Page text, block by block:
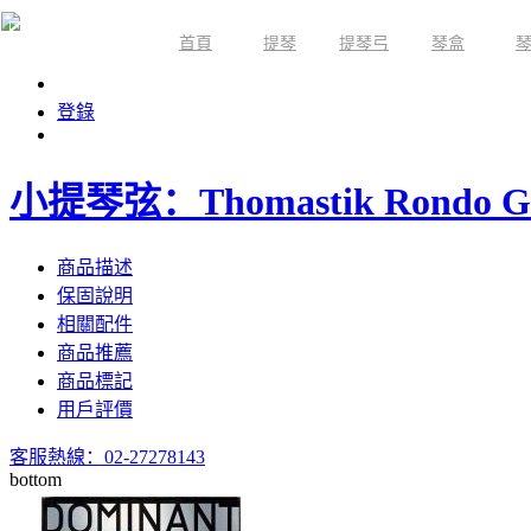
首頁 提琴 提琴弓 琴盒
登錄
小提琴弦：Thomastik Rondo
商品描述
保固說明
相關配件
商品推薦
商品標記
用戶評價
客服熱線：02-27278143
bottom